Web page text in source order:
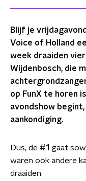
Blijf je
Voice of Holland
week draaiden
Wijdenbosch, die
op FunX te horen
avondshow
aankondiging.
Dus, de #1 gaat
waren ook andere
draaiden.